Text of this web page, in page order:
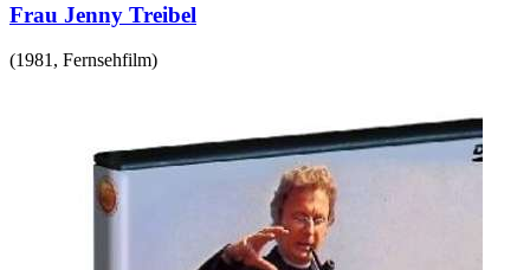
Frau Jenny Treibel
(1981 , Fernsehfilm)